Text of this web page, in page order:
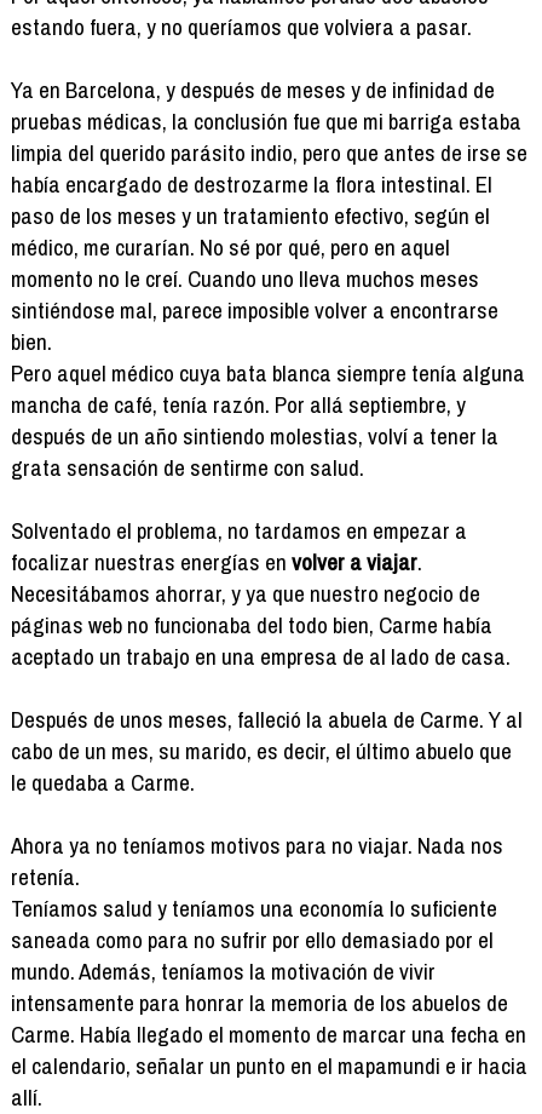
estando fuera, y no queríamos que volviera a pasar.
Ya en Barcelona, y después de meses y de infinidad de
pruebas médicas, la conclusión fue que mi barriga estaba
limpia del querido parásito indio, pero que antes de irse se
había encargado de destrozarme la flora intestinal. El
paso de los meses y un tratamiento efectivo, según el
médico, me curarían. No sé por qué, pero en aquel
momento no le creí. Cuando uno lleva muchos meses
sintiéndose mal, parece imposible volver a encontrarse
bien.
Pero aquel médico cuya bata blanca siempre tenía alguna
mancha de café, tenía razón. Por allá septiembre, y
después de un año sintiendo molestias, volví a tener la
grata sensación de sentirme con salud.
Solventado el problema, no tardamos en empezar a
focalizar nuestras energías envolver a viajar.
Necesitábamos ahorrar, y ya que nuestro negocio de
páginas web no funcionaba del todo bien, Carme había
aceptado un trabajo en una empresa de al lado de casa.
Después de unos meses, falleció la abuela de Carme. Y al
cabo de un mes, su marido, es decir, el último abuelo que
le quedaba a Carme.
Ahora ya no teníamos motivos para no viajar. Nada nos
retenía.
Teníamos salud y teníamos una economía lo suficiente
saneada como para no sufrir por ello demasiado por el
mundo. Además, teníamos la motivación de vivir
intensamente para honrar la memoria de los abuelos de
Carme. Había llegado el momento de marcar una fecha en
el calendario, señalar un punto en el mapamundi e ir hacia
allí.